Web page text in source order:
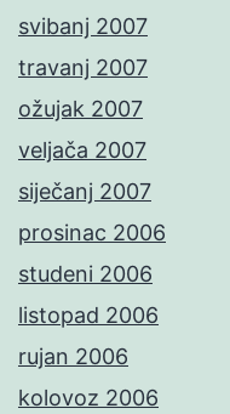
svibanj 2007
travanj 2007
ožujak 2007
veljača 2007
siječanj 2007
prosinac 2006
studeni 2006
listopad 2006
rujan 2006
kolovoz 2006